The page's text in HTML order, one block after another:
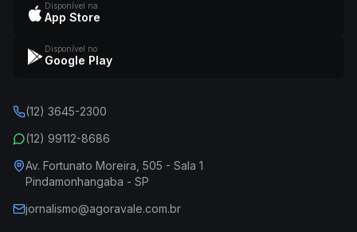
Disponível na
App Store
Disponível no
Google Play
(12) 3645-2300
(12) 99112-8686
Av. Fortunato Moreira, 505 - Sala 1
Pindamonhangaba - SP
jornalismo@agoravale.com.br